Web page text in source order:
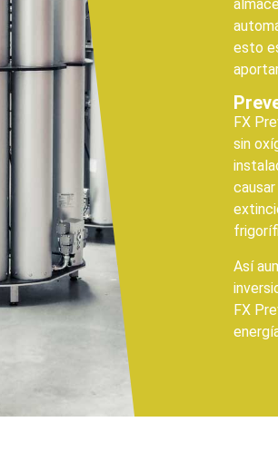
esto
FX
sin
Así
FX